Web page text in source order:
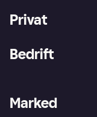
Privat
Utforsk butikker
Bedrift
Merchant portal
Marked